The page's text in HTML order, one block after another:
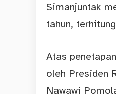
Simanjuntak
tahun,
Atas
oleh Presiden
Nawawi